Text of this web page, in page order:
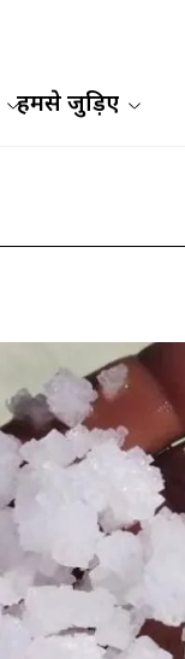
हमसे जुड़िए